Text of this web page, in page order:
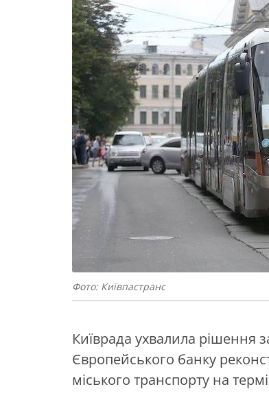
Фото: Київпастранс
Київрада ухвалила рішення
Європейського банку
міського транспорту на